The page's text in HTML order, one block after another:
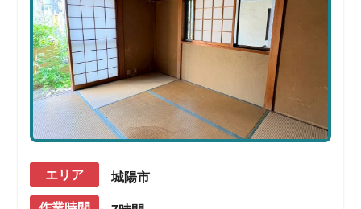
エリア 城陽市